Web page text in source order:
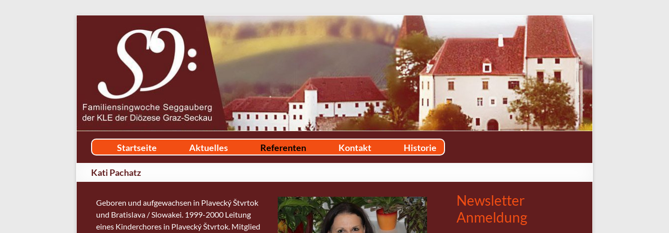
Startseite Aktuelles Referenten Kontakt Historie
Kati Pachatz
Geboren und aufgewachsen in Plavecký Štvrtok
und Bratislava / Slowakei. 1999-2000 Leitung
eines Kinderchores in Plavecký Štvrtok. Mitglied
Newsletter
Anmeldung